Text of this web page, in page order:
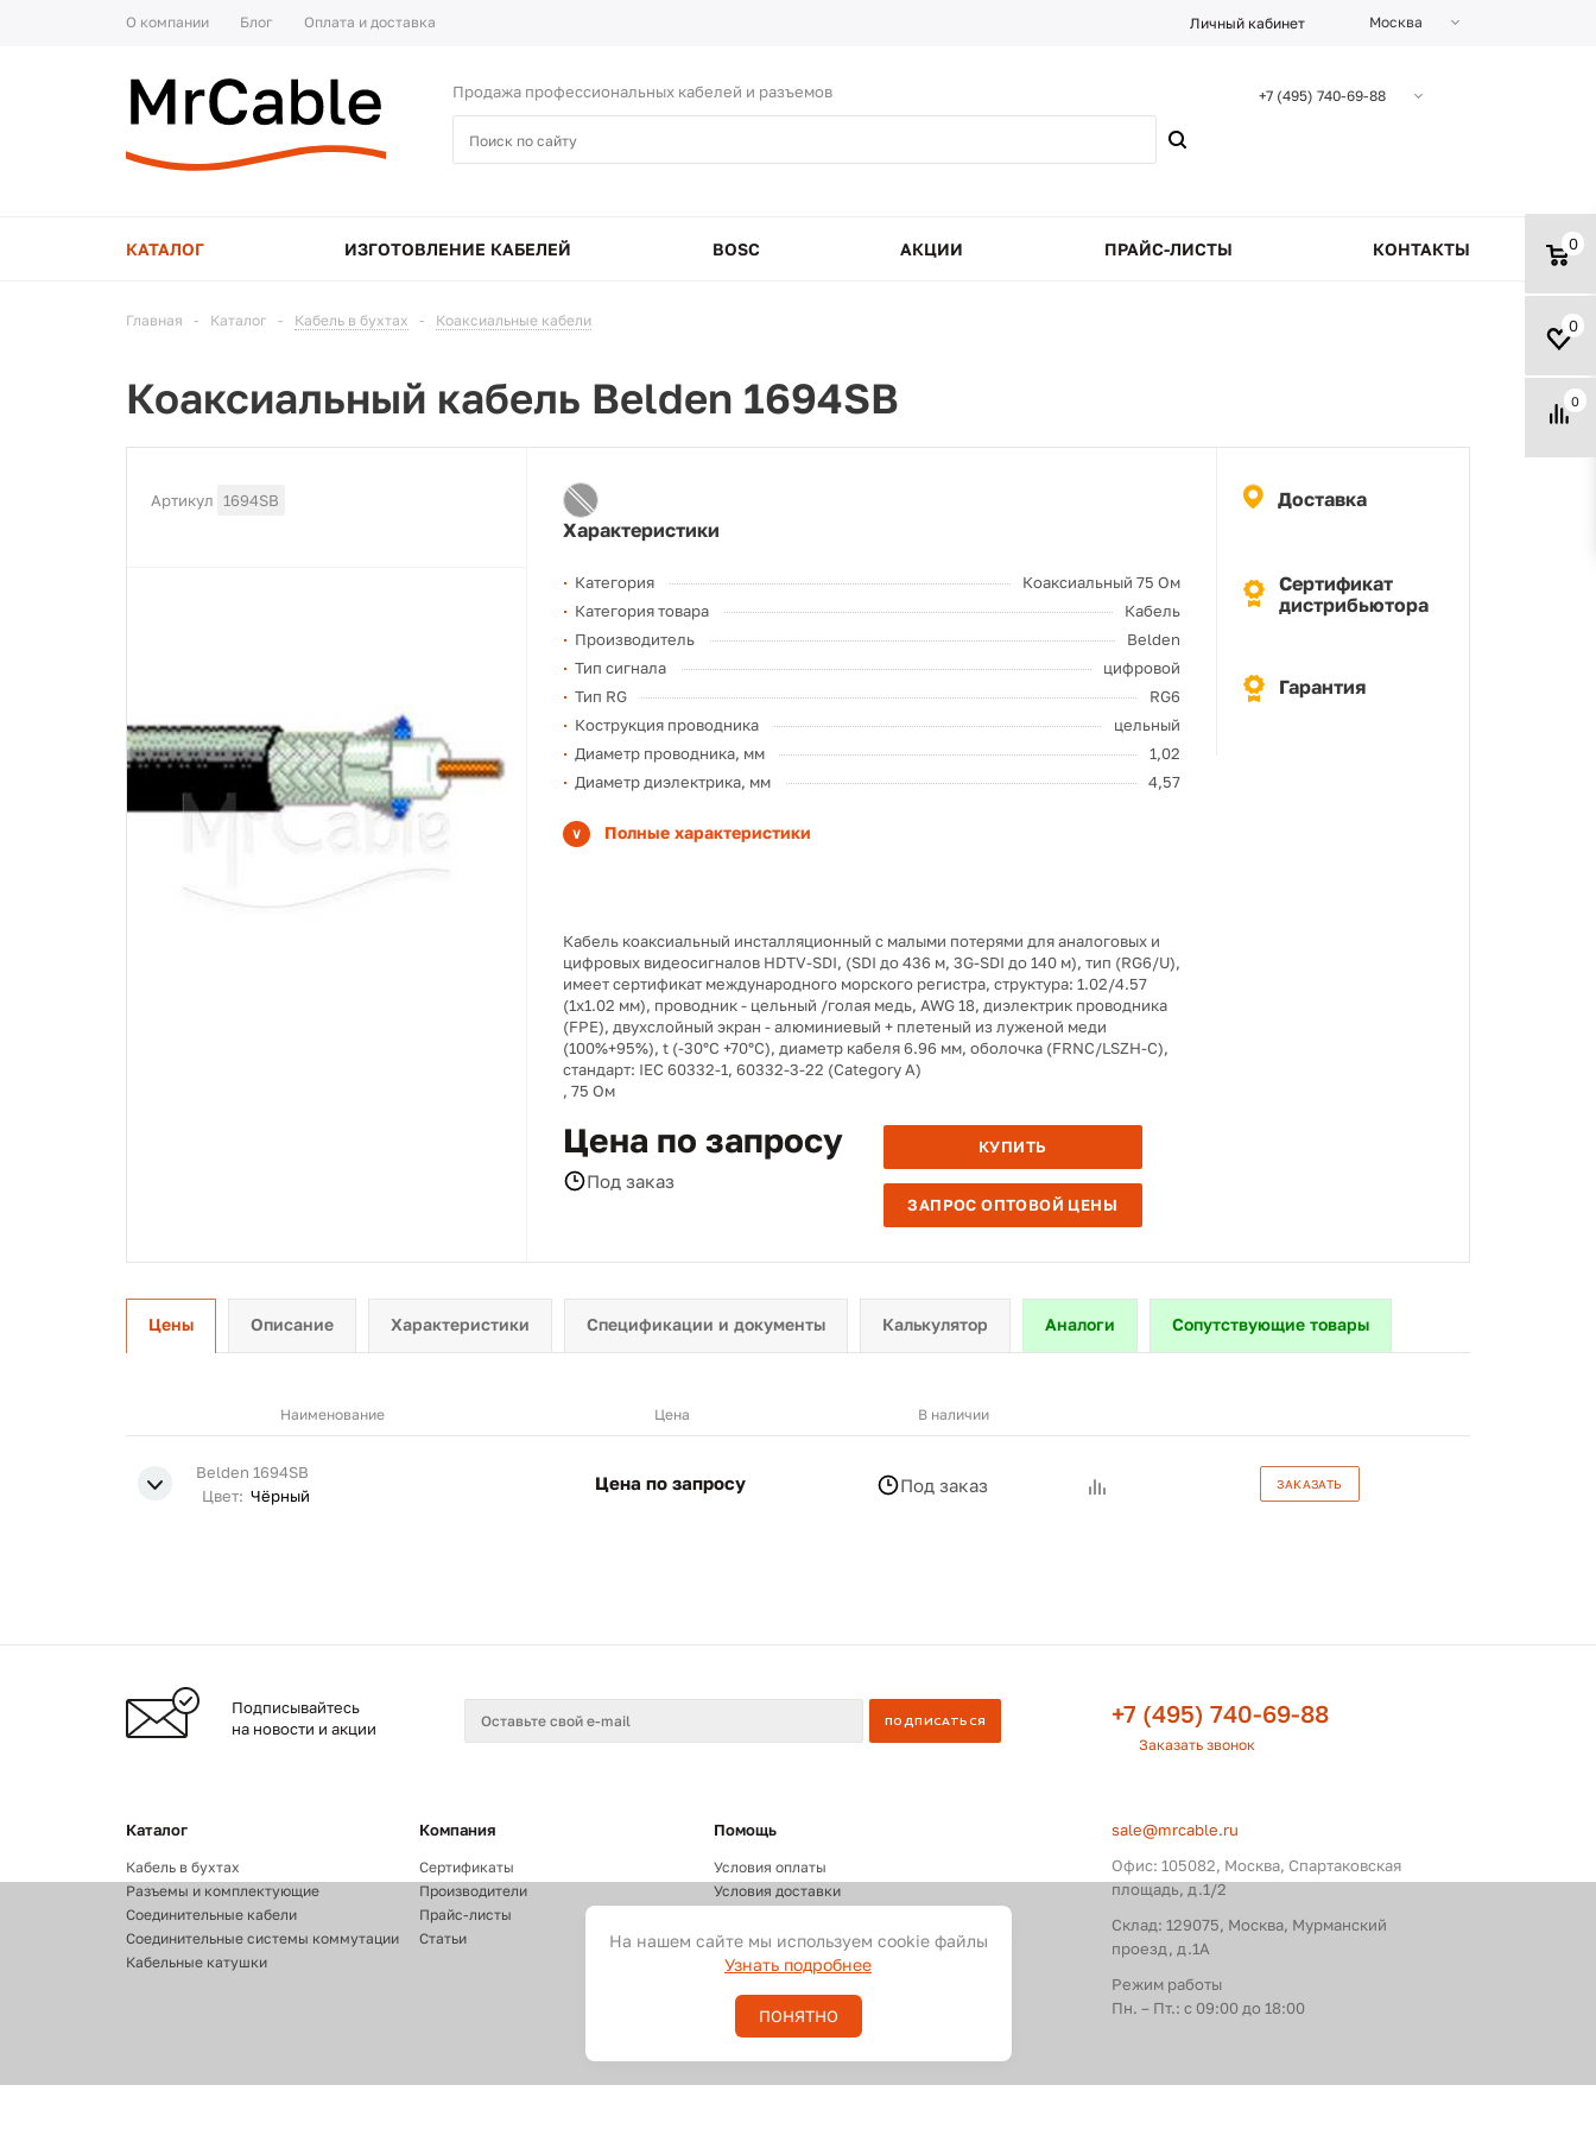
О компании Блог Оплата и доставка Личный кабинет Москва
Продажа профессиональных кабелей и разъемов +7 (495) 740-69-88
0
0
0
КАТАЛОГ ИЗГОТОВЛЕНИЕ КАБЕЛЕЙ BOSC АКЦИИ ПРАЙС-ЛИСТЫ КОНТАКТЫ
Главная - Каталог - Кабель в бухтах - Коаксиальные кабели
Коаксиальный кабель Belden 1694SB
Артикул 1694SB
Характеристики
Категория
Коаксиальный 75 Ом
Категория товара
Кабель
Производитель
Belden
Тип сигнала
цифровой
Тип RG
RG6
Кострукция проводника
цельный
Диаметр проводника, мм
1,02
Диаметр диэлектрика, мм
4,57
Полные характеристики
Кабель коаксиальный инсталляционный с малыми потерями для аналоговых и
цифровых видеосигналов HDTV-SDI, (SDI до 436 м, 3G-SDI до 140 м), тип (RG6/U),
имеет сертификат международного морского регистра, структура: 1.02/4.57
(1х1.02 мм), проводник - цельный /голая медь, AWG 18, диэлектрик проводника
(FPE), двухслойный экран - алюминиевый + плетеный из луженой меди
(100%+95%), t (-30°C +70°C), диаметр кабеля 6.96 мм, оболочка (FRNC/LSZH-C),
стандарт: IEC 60332-1, 60332-3-22 (Category A)
, 75 Ом
Цена по запросу
Под заказ
КУПИТЬ
ЗАПРОС ОПТОВОЙ ЦЕНЫ
Доставка
Сертификат
дистрибьютора
Гарантия
Цены Описание Характеристики Спецификации и документы Калькулятор Аналоги Сопутствующие товары
Наименование Цена В наличии
Belden 1694SB
Цвет: Чёрный
Цена по запросу Под заказ ЗАКАЗАТЬ
Подписывайтесь
на новости и акции
+7 (495) 740-69-88
Заказать звонок
Каталог Компания Помощь
Кабель в бухтах
Разъемы и комплектующие
Соединительные кабели
Соединительные системы коммутации
Кабельные катушки
Сертификаты
Производители
Прайс-листы
Статьи
Условия оплаты
Условия доставки
sale@mrcable.ru
Офис: 105082, Москва, Спартаковская
площадь, д.1/2
Склад: 129075, Москва, Мурманский
проезд, д.1А
Режим работы
Пн. – Пт.: с 09:00 до 18:00
На нашем сайте мы используем cookie файлы
Узнать подробнее
ПОНЯТНО